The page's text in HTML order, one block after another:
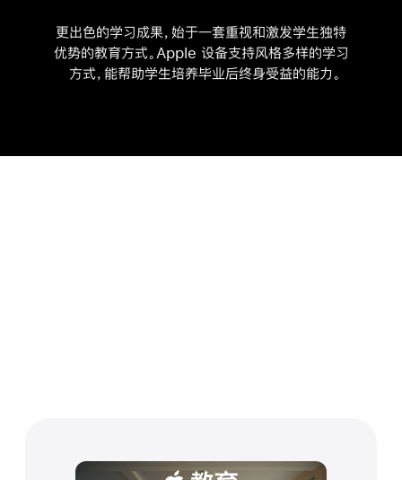
更出色的学习成果，始于一套重视和激发学生独特
优势的教育方式。 Apple 设备支持风格多样的学习
方式，能帮助学生培养毕业后终身受益的能力 。